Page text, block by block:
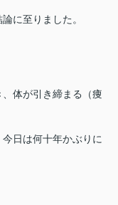
に至りました。
体が引き締まる（痩
日は何十年かぶりに